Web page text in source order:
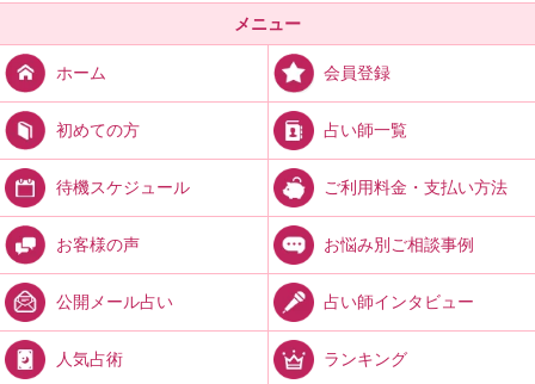
メニュー
ホーム 会員登録
初めての方 占い師一覧
待機スケジュール ご利用料金・支払い方法
お客様の声 お悩み別ご相談事例
公開メール占い 占い師インタビュー
人気占術 ランキング